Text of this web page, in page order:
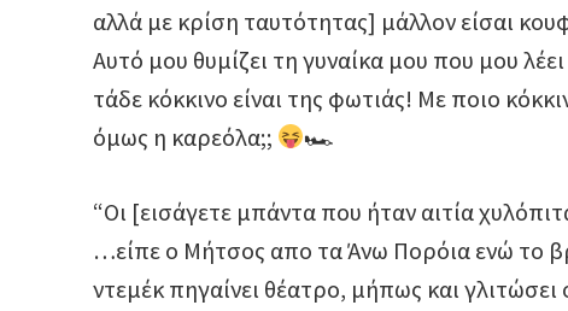
αλλά με κρίση ταυτότητας] μάλλον είσαι
Αυτό μου θυμίζει τη γυναίκα μου που μου
τάδε κόκκινο είναι της φωτιάς! Με ποιο
όμως η καρεόλα;;
🏎
“Οι [εισάγετε μπάντα που ήταν αιτία
…είπε ο Μήτσος απο τα Άνω Πορόια ενώ το
ντεμέκ πηγαίνει θέατρο, μήπως και